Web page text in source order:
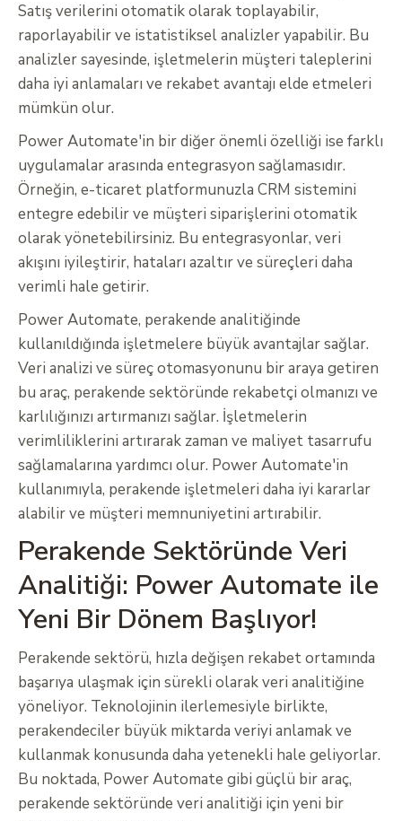
Satış verilerini otomatik olarak toplayabilir,
raporlayabilir ve istatistiksel analizler yapabilir. Bu
analizler sayesinde, işletmelerin müşteri taleplerini
daha iyi anlamaları ve rekabet avantajı elde etmeleri
mümkün olur.
Power Automate'in bir diğer önemli özelliği ise farklı
uygulamalar arasında entegrasyon sağlamasıdır.
Örneğin, e-ticaret platformunuzla CRM sistemini
entegre edebilir ve müşteri siparişlerini otomatik
olarak yönetebilirsiniz. Bu entegrasyonlar, veri
akışını iyileştirir, hataları azaltır ve süreçleri daha
verimli hale getirir.
Power Automate, perakende analitiğinde
kullanıldığında işletmelere büyük avantajlar sağlar.
Veri analizi ve süreç otomasyonunu bir araya getiren
bu araç, perakende sektöründe rekabetçi olmanızı ve
karlılığınızı artırmanızı sağlar. İşletmelerin
verimliliklerini artırarak zaman ve maliyet tasarrufu
sağlamalarına yardımcı olur. Power Automate'in
kullanımıyla, perakende işletmeleri daha iyi kararlar
alabilir ve müşteri memnuniyetini artırabilir.
Perakende Sektöründe Veri
Analitiği: Power Automate ile
Yeni Bir Dönem Başlıyor!
Perakende sektörü, hızla değişen rekabet ortamında
başarıya ulaşmak için sürekli olarak veri analitiğine
yöneliyor. Teknolojinin ilerlemesiyle birlikte,
perakendeciler büyük miktarda veriyi anlamak ve
kullanmak konusunda daha yetenekli hale geliyorlar.
Bu noktada, Power Automate gibi güçlü bir araç,
perakende sektöründe veri analitiği için yeni bir